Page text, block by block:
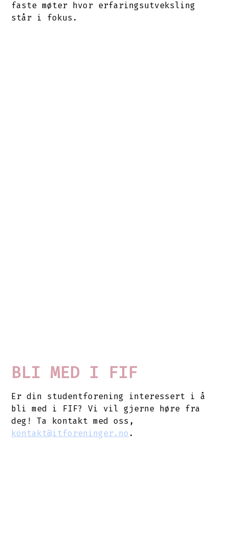
faste møter hvor erfaringsutveksling
står i fokus.
BLI MED I FIF
Er din studentforening interessert i å
bli med i FIF? Vi vil gjerne høre fra
deg! Ta kontakt med oss ,
kontakt@itforeninger.no .